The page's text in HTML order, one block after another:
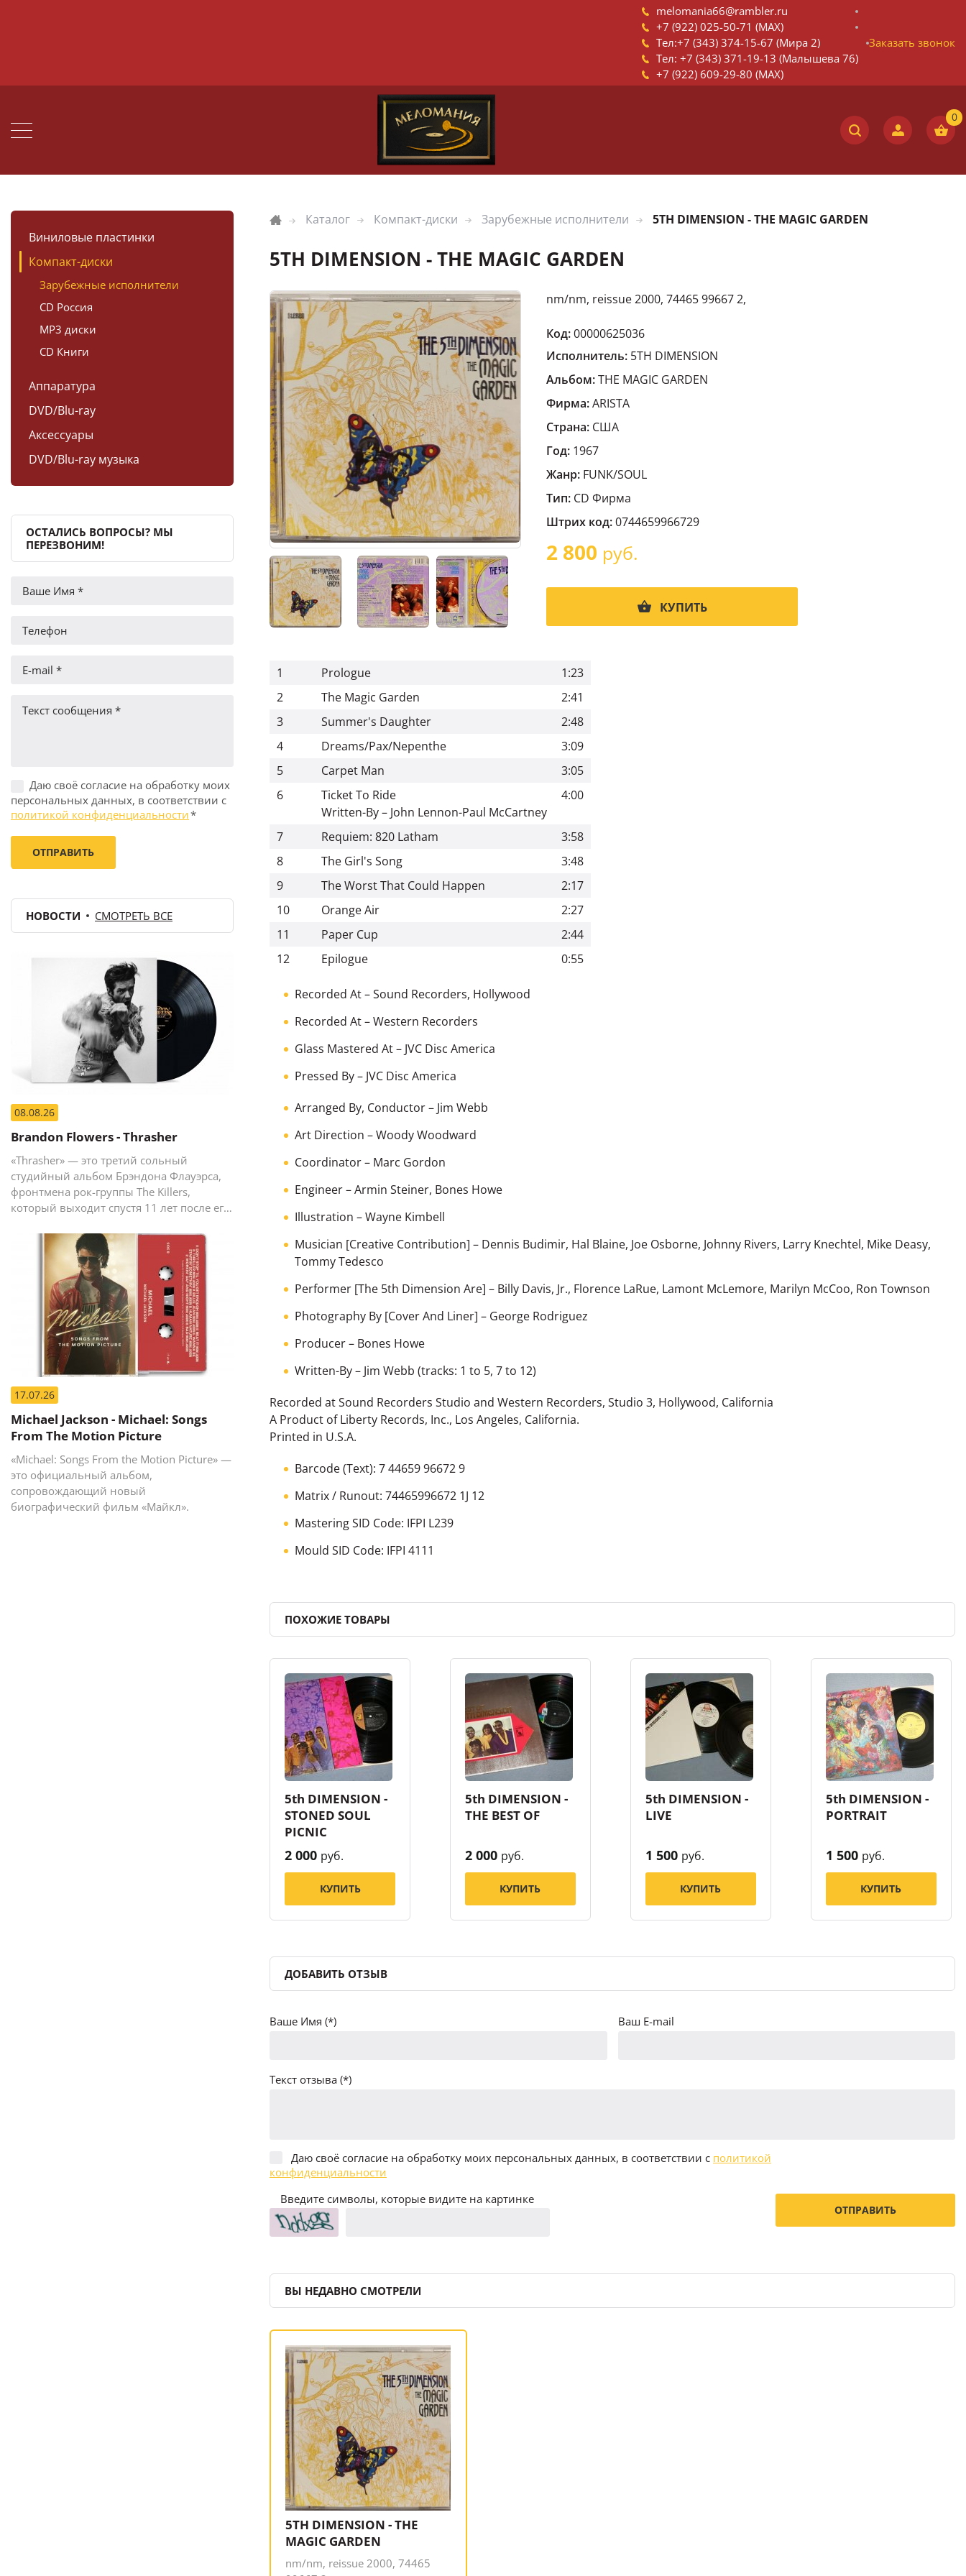
melomania66@rambler.ru
+7 (922) 025-50-71 (MAX)
Тел:+7 (343) 374-15-67 (Мира 2)
Тел: +7 (343) 371-19-13 (Малышева 76)
+7 (922) 609-29-80 (MAX)
Заказать звонок
Виниловые пластинки
Компакт-диски
Зарубежные исполнители
CD Россия
MP3 диски
CD Книги
Аппаратура
DVD/Blu-ray
Аксессуары
DVD/Blu-ray музыка
ОСТАЛИСЬ ВОПРОСЫ? МЫ
ПЕРЕЗВОНИМ!
Даю своё согласие на обработку моих
персональных данных, в соответствии с
политикой конфиденциальности*
НОВОСТИ СМОТРЕТЬ ВСЕ
08.08.26
Brandon Flowers - Thrasher
«Thrasher» — это третий сольный
студийный альбом Брэндона Флауэрса,
фронтмена рок-группы The Killers,
который выходит спустя 11 лет после его
Desired Effect (2015).
17.07.26
Michael Jackson - Michael: Songs
From The Motion Picture
«Michael: Songs From the Motion Picture» —
это официальный альбом,
сопровождающий новый
биографический фильм «Майкл».
Каталог Компакт-диски Зарубежные исполнители 5TH DIMENSION - THE MAGIC GARDEN
5TH DIMENSION - THE MAGIC GARDEN
nm/nm, reissue 2000, 74465 99667 2,
Код:00000625036
Исполнитель: 5TH DIMENSION
Альбом:THE MAGIC GARDEN
Фирма:ARISTA
Страна: США
Год: 1967
Жанр: FUNK/SOUL
Тип: CD Фирма
Штрих код:0744659966729
2 800 руб.
КУПИТЬ
1 Prologue
1:23
2
The Magic Garden
2:41
3
Summer's Daughter
2:48
4
Dreams/Pax/Nepenthe
3:09
5
Carpet Man
3:05
6
Ticket To Ride
Written-By – John Lennon-Paul McCartney
4:00
7 Requiem: 820 Latham
3:58
8
The Girl's Song
3:48
9
The Worst That Could Happen
2:17
10
Orange Air
2:27
11
Paper Cup
2:44
12
Epilogue 0:55
Recorded At– Sound Recorders, Hollywood
Recorded At– Western Recorders
Glass Mastered At– JVC Disc America
Pressed By– JVC Disc America
Arranged By, Conductor– Jim Webb
Art Direction – Woody Woodward
Coordinator– Marc Gordon
Engineer– Armin Steiner, Bones Howe
Illustration – Wayne Kimbell
Musician [Creative Contribution] – Dennis Budimir, Hal Blaine, Joe Osborne, Johnny Rivers, Larry Knechtel, Mike Deasy,
Tommy Tedesco
Performer [The 5th Dimension Are] – Billy Davis, Jr., Florence LaRue, Lamont McLemore, Marilyn McCoo, Ron Townson
Photography By [Cover And Liner] – George Rodriguez
Producer– Bones Howe
Written-By– Jim Webb (tracks: 1 to 5, 7 to 12)
Recorded at Sound Recorders Studio and Western Recorders, Studio 3, Hollywood, California
A Product of Liberty Records, Inc., Los Angeles, California.
Printed in U.S.A.
Barcode (Text): 7 44659 96672 9
Matrix / Runout: 74465996672 1J 12
Mastering SID Code: IFPI L239
Mould SID Code: IFPI 4111
ПОХОЖИЕ ТОВАРЫ
5th DIMENSION -
STONED SOUL
PICNIC
2 000 руб.
КУПИТЬ
5th DIMENSION -
THE BEST OF
2 000 руб.
КУПИТЬ
5th DIMENSION -
LIVE
1 500 руб.
КУПИТЬ
5th DIMENSION -
PORTRAIT
1 500 руб.
КУПИТЬ
ДОБАВИТЬ ОТЗЫВ
Ваше Имя (*) Ваш E-mail
Текст отзыва (*)
Даю своё согласие на обработку моих персональных данных, в соответствии с политикой
конфиденциальности
Введите символы, которые видите на картинке
ВЫ НЕДАВНО СМОТРЕЛИ
5TH DIMENSION - THE
MAGIC GARDEN
nm/nm, reissue 2000, 74465